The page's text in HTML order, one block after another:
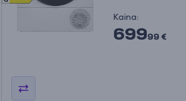
Kaina:
69999 €